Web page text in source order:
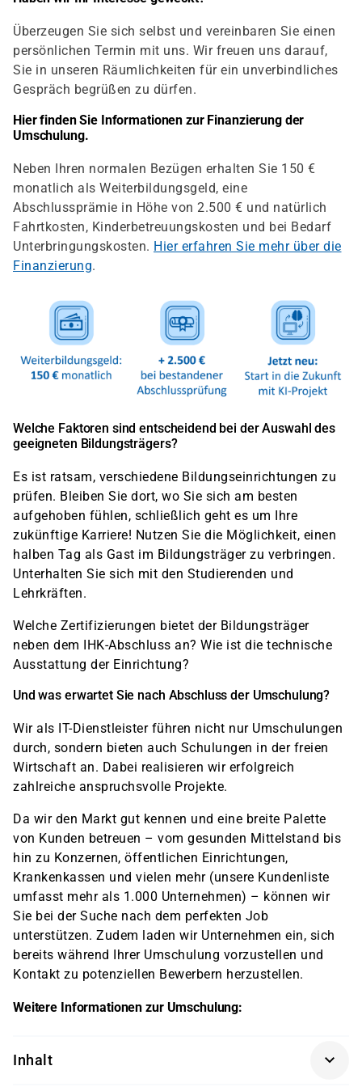
Überzeugen Sie sich selbst und vereinbaren Sie einen
persönlichen Termin mit uns. Wir freuen uns darauf,
Sie in unseren Räumlichkeiten für ein unverbindliches
Gespräch begrüßen zu dürfen.
Hier finden Sie Informationen zur Finanzierung der
Umschulung.
Neben Ihren normalen Bezügen erhalten Sie 150 €
monatlich als Weiterbildungsgeld, eine
Abschlussprämie in Höhe von 2.500 € und natürlich
Fahrtkosten, Kinderbetreuungskosten und bei Bedarf
Unterbringungskosten. Hier erfahren Sie mehr über die
Finanzierung.
Welche Faktoren sind entscheidend bei der Auswahl des
geeigneten Bildungsträgers?
Es ist ratsam, verschiedene Bildungseinrichtungen zu
prüfen. Bleiben Sie dort, wo Sie sich am besten
aufgehoben fühlen, schließlich geht es um Ihre
zukünftige Karriere! Nutzen Sie die Möglichkeit, einen
halben Tag als Gast im Bildungsträger zu verbringen.
Unterhalten Sie sich mit den Studierenden und
Lehrkräften.
Welche Zertifizierungen bietet der Bildungsträger
neben dem IHK-Abschluss an? Wie ist die technische
Ausstattung der Einrichtung?
Und was erwartet Sie nach Abschluss der Umschulung?
Wir als IT-Dienstleister führen nicht nur Umschulungen
durch, sondern bieten auch Schulungen in der freien
Wirtschaft an. Dabei realisieren wir erfolgreich
zahlreiche anspruchsvolle Projekte.
Da wir den Markt gut kennen und eine breite Palette
von Kunden betreuen – vom gesunden Mittelstand bis
hin zu Konzernen, öffentlichen Einrichtungen,
Krankenkassen und vielen mehr (unsere Kundenliste
umfasst mehr als 1.000 Unternehmen) – können wir
Sie bei der Suche nach dem perfekten Job
unterstützen. Zudem laden wir Unternehmen ein, sich
bereits während Ihrer Umschulung vorzustellen und
Kontakt zu potenziellen Bewerbern herzustellen.
Weitere Informationen zur Umschulung:
Inhalt